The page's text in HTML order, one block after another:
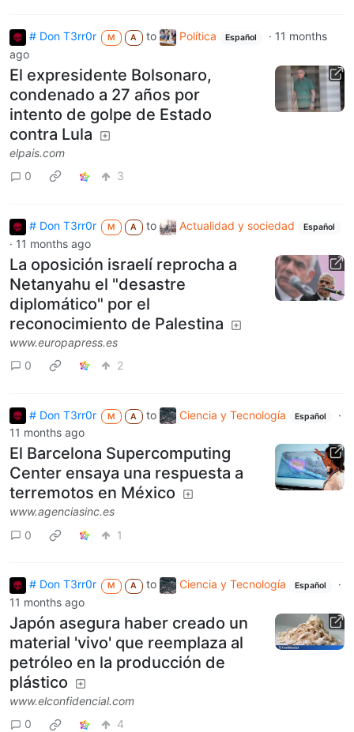
# Don T3rr0r M A to Política Español · 11 months
ago
El expresidente Bolsonaro,
condenado a 27 años por
intento de golpe de Estado
contra Lula
elpais.com
0
3
# Don T3rr0r M A to Actualidad y sociedad Español
· 11 months ago
La oposición israelí reprocha a
Netanyahu el "desastre
diplomático" por el
reconocimiento de Palestina
www.europapress.es
0
2
# Don T3rr0r M A to Ciencia y Tecnología Español
·
11 months ago
El Barcelona Supercomputing
Center ensaya una respuesta a
terremotos en México
www.agenciasinc.es
0
1
# Don T3rr0r M A to Ciencia y Tecnología Español
·
11 months ago
Japón asegura haber creado un
material 'vivo' que reemplaza al
petróleo en la producción de
plástico
www.elconfidencial.com
0
4